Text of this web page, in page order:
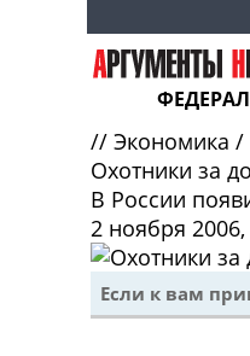
// Экономика /
Охотники за
В России
2 ноября
Если к вам